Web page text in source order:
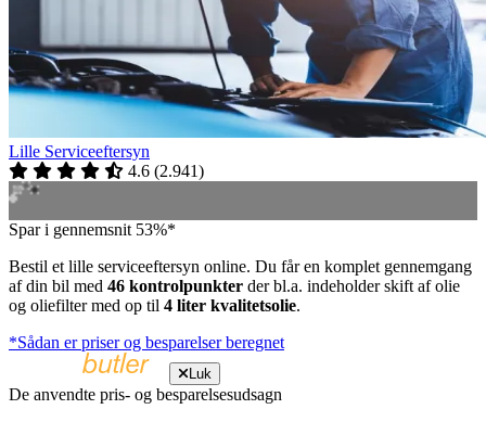
Lille Serviceeftersyn
4.6 (2.941)
Spar i gennemsnit 53%*
Bestil et lille serviceeftersyn online. Du får en komplet gennemgang
af din bil med 46 kontrolpunkter der bl.a. indeholder skift af olie
og oliefilter med op til 4 liter kvalitetsolie.
*Sådan er priser og besparelser beregnet
Luk
De anvendte pris- og besparelsesudsagn